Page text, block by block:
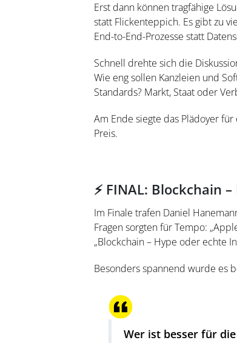
Erst dann können tragfähige
statt Flickenteppich. Es gibt zu
End-to-End-Prozesse statt
Schnell drehte sich die
Wie eng sollen Kanzleien und
Standards? Markt, Staat oder
Am Ende siegte das Plädoyer
Preis.
⚡ FINAL: Blockchain
Im Finale trafen Daniel
Fragen sorgten für Tempo:
„Blockchain – Hype oder echte
Besonders spannend wurde es
Wer ist besser für